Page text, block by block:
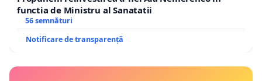
functia de Ministru al Sanatatii
56 semnături
Notificare de transparență